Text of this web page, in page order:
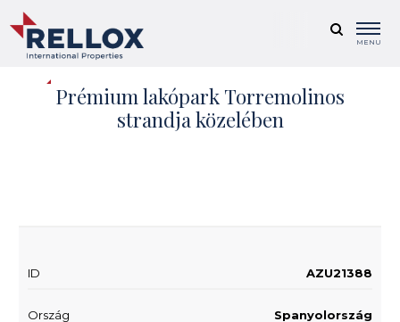
MENU
Prémium lakópark Torremolinos
strandja közelében
+ 3
ID AZU21388
Ország Spanyolország